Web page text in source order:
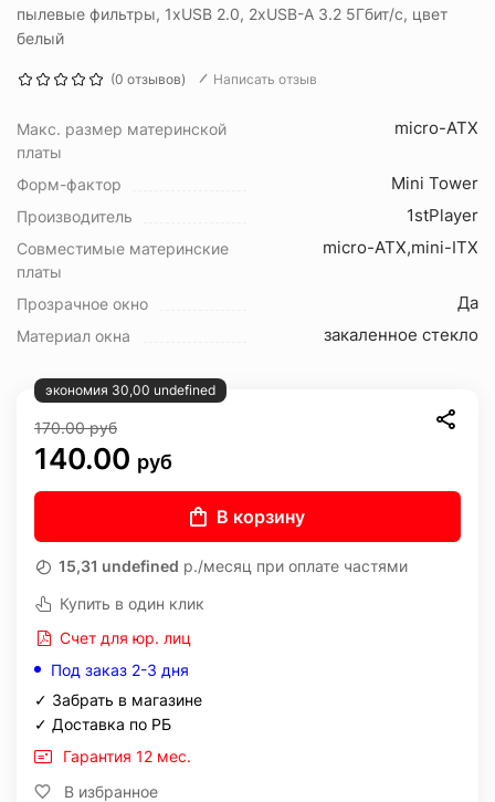
пылевые фильтры, 1xUSB 2.0, 2xUSB-A 3.2 5Гбит/с, цвет
белый
(0 отзывов) Написать отзыв
Макс. размер материнской
платы
micro-ATX
Форм-фактор Mini Tower
Производитель 1stPlayer
Совместимые материнские
платы
micro-ATX,mini-ITX
Прозрачное окно Да
Материал окна закаленное стекло
экономия 30,00 undefined
170.00руб
140.00 руб
В корзину
15,31 undefined р./месяц при оплате частями
Купить в один клик
Счет для юр. лиц
Под заказ 2-3 дня
✓ Забрать в магазине
✓ Доставка по РБ
Гарантия 12 мес.
В избранное